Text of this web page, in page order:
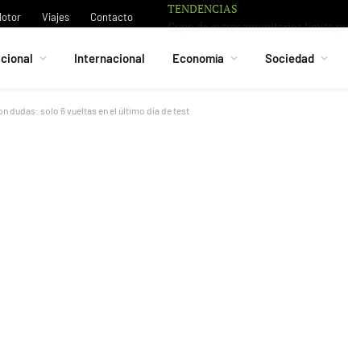
Viajes Contacto
TENDENCIAS
Internacional Economía Sociedad
dudas: solo 6 vueltas en el último día de test